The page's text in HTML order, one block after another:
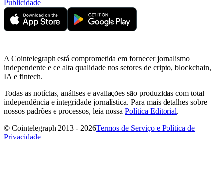
Publicidade
A Cointelegraph está comprometida em fornecer jornalismo
independente e de alta qualidade nos setores de cripto, blockchain,
IA e fintech.
Todas as notícias, análises e avaliações são produzidas com total
independência e integridade jornalística. Para mais detalhes sobre
nossos padrões e processos, leia nossa Política Editorial.
© Cointelegraph 2013 - 2026Termos de Serviço e Política de
Privacidade